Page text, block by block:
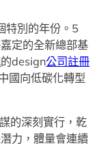
別的年份。5
定的全新總部基
的design公司註冊
國向低碳化轉型
的深刻實行，乾
力，體量會連續